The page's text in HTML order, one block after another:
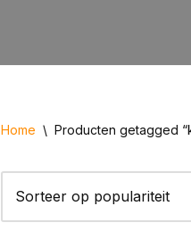
Home \ Producten getagged